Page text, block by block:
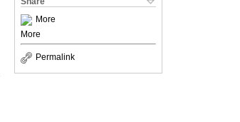
More
More
Permalink